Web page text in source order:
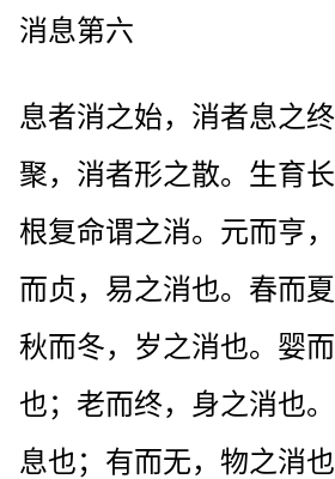
消息第六
息者消之始，消者息之
聚，消者形之散。生育
根复命谓之消。元而亨
而贞，易之消也。春而夏
秋而冬，岁之消也。婴
也；老而终，身之消也
息也；有而无，物之消